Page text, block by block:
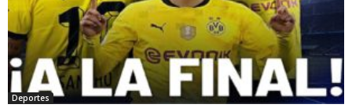
Deportes